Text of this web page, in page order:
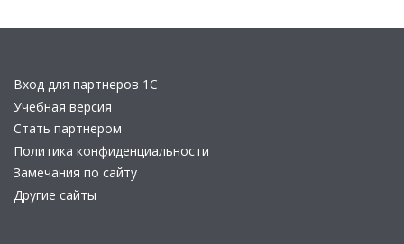
Вход для партнеров 1С
Учебная версия
Стать партнером
Политика конфиденциальности
Замечания по сайту
Другие сайты